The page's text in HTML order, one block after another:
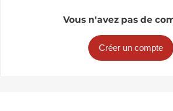
Vous n'avez pas de
Créer un compte